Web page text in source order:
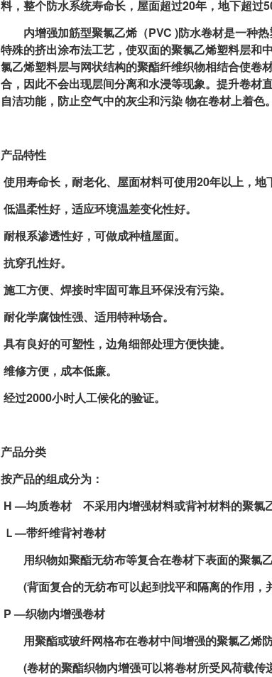
料，整个防水系统寿命长，屋面超过20年，地下超过
内增强加筋型聚氯乙烯（PVC )防水卷材是一种热
特殊的挤出涂布法工艺，使双面的聚氯乙烯塑料层和
氯乙烯塑料层与网状结构的聚酯纤维织物相结合使卷
合，因此不会出现层间分离和水浸等现象。提升卷材
自洁功能，防止空气中的灰尘和污染 物在卷材上着色。
产品特性
使用寿命长，耐老化、屋面材料可使用20年以上，地
低温柔性好，适应环境温差变化性好。
耐根系渗透性好，可做成种植屋面。
抗穿孔性好。
施工方便、焊接时牢固可靠且环保没有污染。
耐化学腐蚀性强、适用特种场合。
具有良好的可塑性，边角细部处理方便快捷。
维修方便，成本低廉。
经过2000小时人工候化的验证。
产品分类
按产品的组成分为：
H —均质卷材 不采用内增强材料或背衬材料的聚氯
Ｌ—带纤维背衬卷材
用织物如聚酯无纺布等复合在卷材下表面的聚氯
(背面复合的无纺布可以起到找平和隔离的作用，
P —织物内增强卷材
用聚酯或玻纤网格布在卷材中间增强的聚氯乙烯
(卷材的聚酯织物内增强可以将卷材所受风荷载传